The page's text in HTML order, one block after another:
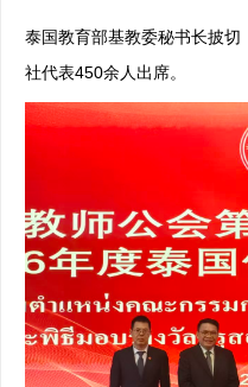
泰国教育部基教委秘书长披
社代表450余人出席。